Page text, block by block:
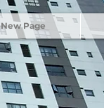
New Page